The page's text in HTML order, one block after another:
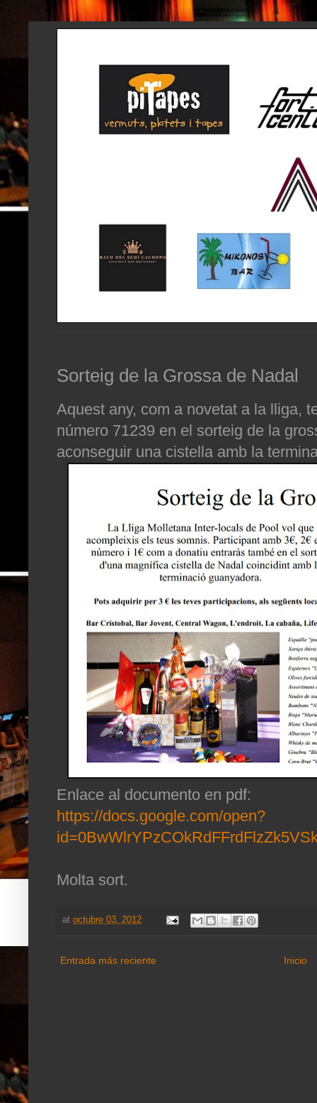
Sorteig de la Grossa de Nadal
Aquest any, com a novetat a la lliga,
número 71239 en el sorteig de la
aconseguir una cistella amb la
Enlace al documento en pdf:
https://docs.google.com/open?
Molta sort.
at octubre 03, 2012
Entrada más reciente Inicio